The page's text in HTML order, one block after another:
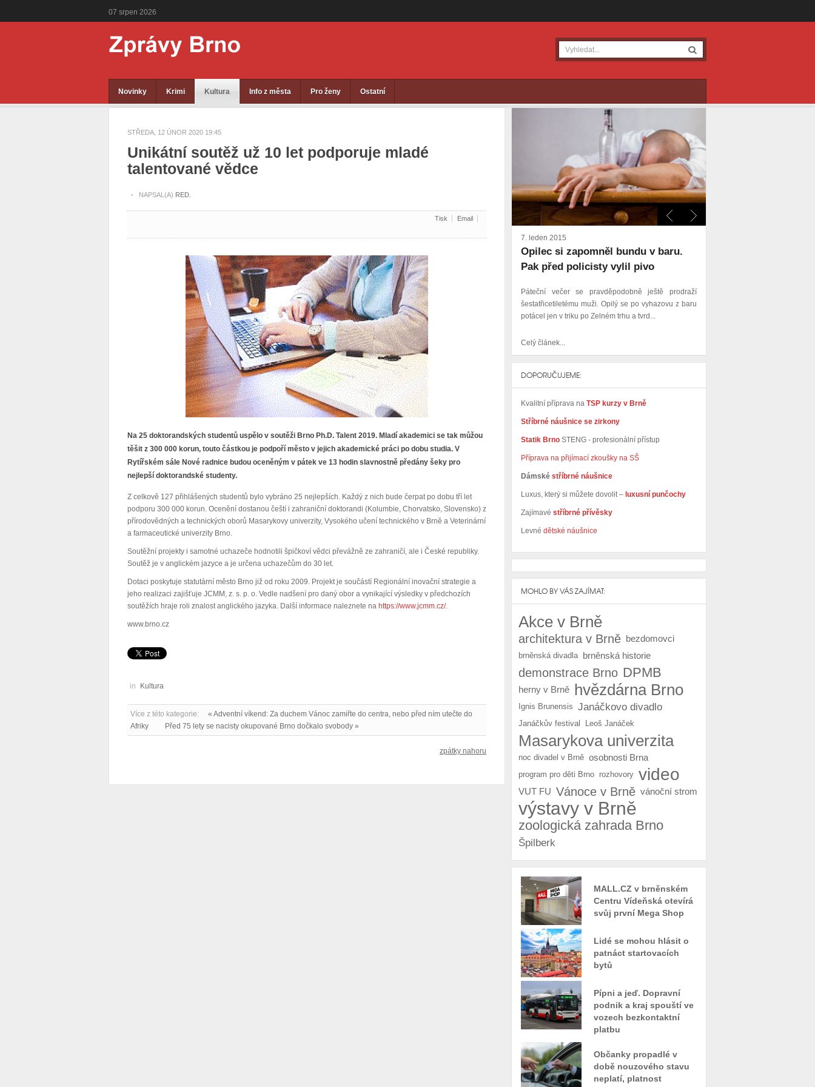
07 srpen 2026
Novinky Krimi Kultura Info z města Pro ženy Ostatní
STŘEDA, 12 ÚNOR 2020 19:45
Unikátní soutěž už 10 let podporuje mladé
talentované vědce
NAPSAL(A) RED.
Tisk Email
Na 25 doktorandských studentů uspělo v soutěži Brno Ph.D. Talent 2019. Mladí akademici se tak můžou
těšit z 300 000 korun, touto částkou je podpoří město v jejich akademické práci po dobu studia. V
Rytířském sále Nové radnice budou oceněným v pátek ve 13 hodin slavnostně předány šeky pro
nejlepší doktorandské studenty.
Z celkově 127 přihlášených studentů bylo vybráno 25 nejlepších. Každý z nich bude čerpat po dobu tří let
podporu 300 000 korun. Ocenění dostanou čeští i zahraniční doktorandi (Kolumbie, Chorvatsko, Slovensko) z
přírodovědných a technických oborů Masarykovy univerzity, Vysokého učení technického v Brně a Veterinární
a farmaceutické univerzity Brno.
Soutěžní projekty i samotné uchazeče hodnotili špičkoví vědci převážně ze zahraničí, ale i České republiky.
Soutěž je v anglickém jazyce a je určena uchazečům do 30 let.
Dotaci poskytuje statutární město Brno již od roku 2009. Projekt je součástí Regionální inovační strategie a
jeho realizaci zajišťuje JCMM, z. s. p. o. Vedle nadšení pro daný obor a vynikající výsledky v předchozích
soutěžích hraje roli znalost anglického jazyka. Další informace naleznete na https://www.jcmm.cz/.
www.brno.cz
in Kultura
Více z této kategorie:
« Adventní víkend: Za duchem Vánoc zamiřte do centra, nebo před ním utečte do
Afriky
Před 75 lety se nacisty okupované Brno dočkalo svobody »
zpátky nahoru
7. leden 2015
Opilec si zapomněl bundu v baru.
Pak před policisty vylil pivo
Páteční večer se pravděpodobně ještě prodraží
šestatřicetiletému muži. Opilý se po vyhazovu z baru
potácel jen v triku po Zelném trhu a tvrd...
Celý článek...
DOPORUČUJEME:
Kvalitní příprava na TSP kurzy v Brně
Stříbrné náušnice se zirkony
Statik Brno STENG - profesionální přístup
Příprava na přijímací zkoušky na SŠ
Dámské stříbrné náušnice
Luxus, který si můžete dovolit – luxusní punčochy
Zajímavé stříbrné přívěsky
Levné dětské náušnice
MOHLO BY VÁS ZAJÍMAT:
Akce v Brně
architektura v Brně bezdomovci
brněnská divadla brněnská historie
demonstrace Brno DPMB
herny v Brně hvězdárna Brno
Ignis Brunensis Janáčkovo divadlo
Janáčkův festival Leoš Janáček
Masarykova univerzita
noc divadel v Brně osobnosti Brna
program pro děti Brno rozhovory video
VUT FU Vánoce v Brně vánoční strom
výstavy v Brně
zoologická zahrada Brno
Špilberk
MALL.CZ v brněnském
Centru Vídeňská otevírá
svůj první Mega Shop
Lidé se mohou hlásit o
patnáct startovacích
bytů
Pípni a jeď. Dopravní
podnik a kraj spouští ve
vozech bezkontaktní
platbu
Občanky propadlé v
době nouzového stavu
neplatí, platnost